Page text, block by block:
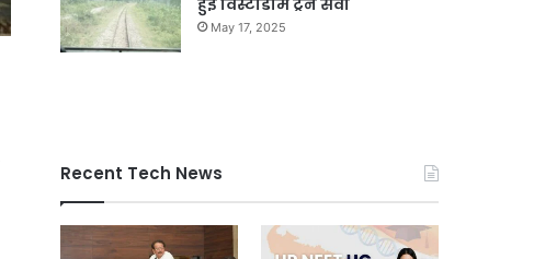
हुई विस्टाडोम ट्रेन सेवा
May 17, 2025
Recent Tech News